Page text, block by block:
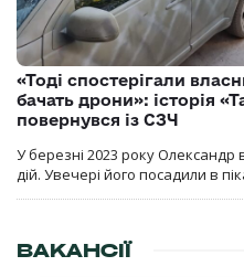
«Тоді спостерігали
бачать дрони»: історія
повернувся із СЗЧ
У березні 2023 року
дій. Увечері його посадили в
ВАКАНСІЇ